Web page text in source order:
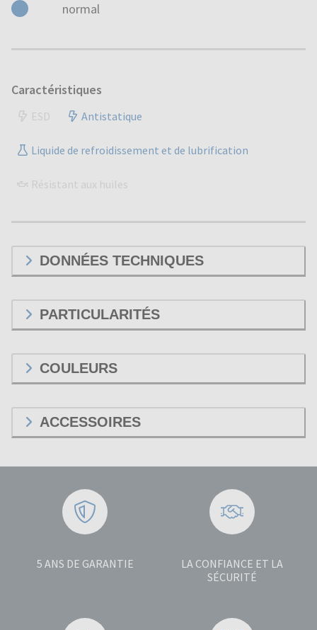
normal
Caractéristiques
ESD Antistatique
Liquide de refroidissement et de lubrification
Résistant aux huiles
DONNÉES TECHNIQUES
PARTICULARITÉS
COULEURS
ACCESSOIRES
5 ANS DE GARANTIE
LA CONFIANCE ET LA
SÉCURITÉ